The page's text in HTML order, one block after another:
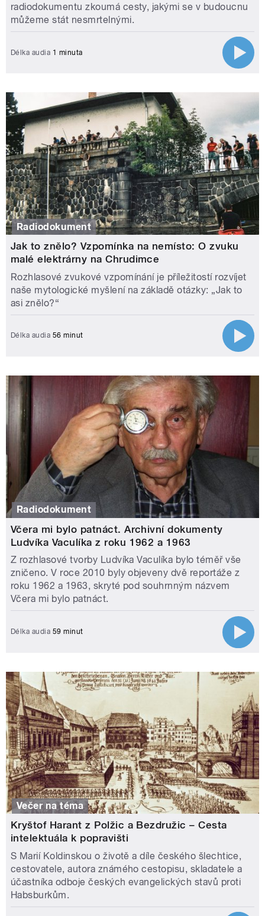
radiodokumentu zkoumá cesty, jakými se v budoucnu
můžeme stát nesmrtelnými.
Délka audia 1 minuta
Radiodokument
Jak to znělo? Vzpomínka na nemísto: O zvuku
malé elektrárny na Chrudimce
Rozhlasové zvukové vzpomínání je příležitostí rozvíjet
naše mytologické myšlení na základě otázky: „Jak to
asi znělo?“
Délka audia 56 minut
Radiodokument
Včera mi bylo patnáct. Archivní dokumenty
Ludvíka Vaculíka z roku 1962 a 1963
Z rozhlasové tvorby Ludvíka Vaculíka bylo téměř vše
zničeno. V roce 2010 byly objeveny dvě reportáže z
roku 1962 a 1963, skryté pod souhrnným názvem
Včera mi bylo patnáct.
Délka audia 59 minut
Večer na téma
Kryštof Harant z Polžic a Bezdružic – Cesta
intelektuála k popravišti
S Marií Koldinskou o životě a díle českého šlechtice,
cestovatele, autora známého cestopisu, skladatele a
účastníka odboje českých evangelických stavů proti
Habsburkům.